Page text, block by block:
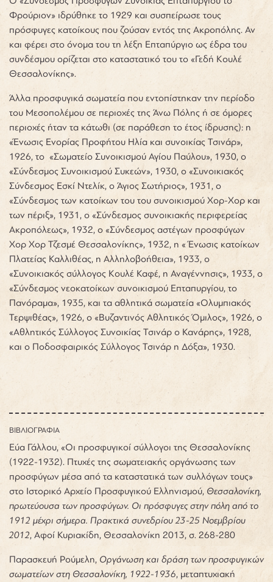
Φρούριον» ιδρύθηκε το 1929 και συσπείρωσε τους
πρόσφυγες κατοίκους που ζούσαν εντός της Ακροπόλης. Αν
και φέρει στο όνομα του τη λέξη Επταπύργιο ως έδρα του
συνδέσμου ορίζεται στο καταστατικό του το «Γεδή Κουλέ
Θεσσαλονίκης».
Άλλα προσφυγικά σωματεία που εντοπίστηκαν την περίοδο
του Μεσοπολέμου σε περιοχές της Άνω Πόλης ή σε όμορες
περιοχές ήταν τα κάτωθι (σε παράθεση το έτος ίδρυσης): η
«Ένωσις Ενορίας Προφήτου Ηλία και συνοικίας Τσινάρ»,
1926, το «Σωματείο Συνοικισμού Αγίου Παύλου», 1930, ο
«Σύνδεσμος Συνοικισμού Συκεών», 1930, ο «Συνοικιακός
Σύνδεσμος Εσκί Ντελίκ, ο Άγιος Σωτήριος», 1931, ο
«Σύνδεσμος των κατοίκων του του συνοικισμού Χορ-Χορ και
των πέριξ», 1931, ο «Σύνδεσμος συνοικιακής περιφερείας
Ακροπόλεως», 1932, ο «Σύνδεσμος αστέγων προσφύγων
Χορ Χορ Τζεσμέ Θεσσαλονίκης», 1932, η « Ένωσις κατοίκων
Πλατείας Καλλιθέας, η Αλληλοβοήθεια», 1933, ο
«Συνοικιακός σύλλογος Κουλέ Καφέ, η Αναγέννησις», 1933, ο
«Σύνδεσμος νεοκατοίκων συνοικισμού Επταπυργίου, το
Πανόραμα», 1935, και τα αθλητικά σωματεία «Ολυμπιακός
Τερψιθέας», 1926, ο «Βυζαντινός Αθλητικός Όμιλος», 1926, ο
«Αθλητικός Σύλλογος Συνοικίας Τσινάρ ο Κανάρης», 1928,
και ο Ποδοσφαιρικός Σύλλογος Τσινάρ η Δόξα», 1930.
ΒΙΒΛΙΟΓΡΑΦΙΑ
Εύα Γάλλου, «Οι προσφυγικοί σύλλογοι της Θεσσαλονίκης
(1922-1932). Πτυχές της σωματειακής οργάνωσης των
προσφύγων μέσα από τα καταστατικά των συλλόγων τους»
στο Ιστορικό Αρχείο Προσφυγικού Ελληνισμού, Θεσσαλονίκη,
πρωτεύουσα των προσφύγων. Οι πρόσφυγες στην πόλη από το
1912 μέχρι σήμερα. Πρακτικά συνεδρίου 23-25 Νοεμβρίου
2012, Αφοί Κυριακίδη, Θεσσαλονίκη 2013, σ. 268-280
Παρασκευή Ρούμελη, Οργάνωση και δράση των προσφυγικών
σωματείων στη Θεσσαλονίκη, 1922-1936, μεταπτυχιακή